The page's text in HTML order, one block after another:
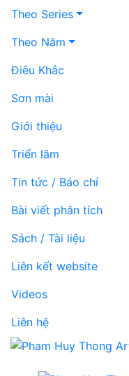
Theo Series
Theo Năm
Điêu Khắc
Sơn mài
Giới thiệu
Triển lãm
Tin tức / Báo chí
Bài viết phân tích
Sách / Tài liệu
Liên kết website
Videos
Liên hệ